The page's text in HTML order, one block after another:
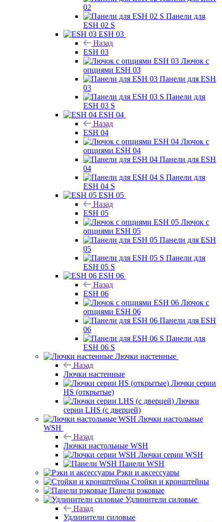
02
Панели для
ESH 02 S
ESH 03
Назад
ESH 03
Лючок с
опциями ESH 03
Панели для ESH
03
Панели для
ESH 03 S
ESH 04
Назад
ESH 04
Лючок с
опциями ESH 04
Панели для ESH
04
Панели для
ESH 04 S
ESH 05
Назад
ESH 05
Лючок с
опциями ESH 05
Панели для ESH
05
Панели для
ESH 05 S
ESH 06
Назад
ESH 06
Лючок с
опциями ESH 06
Панели для ESH
06
Панели для
ESH 06 S
Лючки настенные
Назад
Лючки настенные
Лючки серии
HS (открытые)
Лючки
серии LHS (с дверцей)
Лючки настольные
WSH
Назад
Лючки настольные WSH
Лючки серии WSH
Панели WSH
Рэки и аксессуары
Стойки и кронштейны
Панели рэковые
Удлинители силовые
Назад
Удлинители силовые